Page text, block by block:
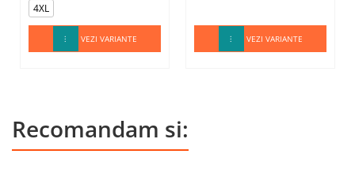
4XL
VEZI VARIANTE VEZI VARIANTE
Recomandam si: